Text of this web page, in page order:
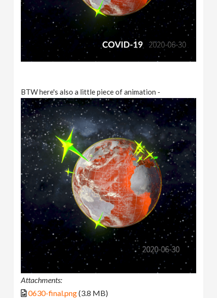
BTW here's also a little piece of animation -
Attachments:
0630-final.png(3.8 MB)